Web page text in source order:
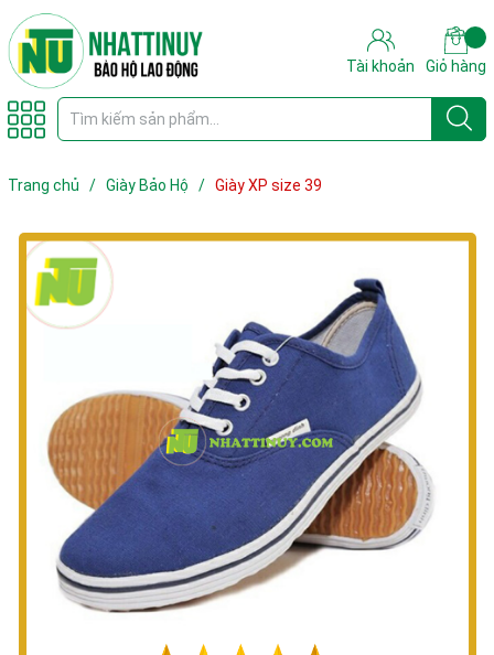
Tài khoản Giỏ hàng
Trang chủ / Giày Bảo Hộ / Giày XP size 39